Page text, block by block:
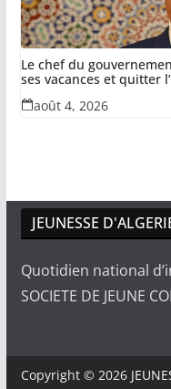
Le chef du gouvernement
ses vacances et quitter
août 4, 2026
JEUNESSE
Quotidien national
SOCIETE DE JEUNE
Copyright © 2026